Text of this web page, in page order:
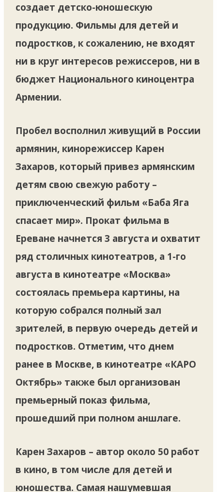
создает детско-юношескую
продукцию. Фильмы для детей и
подростков, к сожалению, не входят
ни в круг интересов режиссеров, ни в
бюджет Национального киноцентра
Армении.
Пробел восполнил живущий в России
армянин, кинорежиссер Карен
Захаров, который привез армянским
детям свою свежую работу –
приключенческий фильм «Баба Яга
спасает мир». Прокат фильма в
Ереване начнется 3 августа и охватит
ряд столичных кинотеатров, а 1-го
августа в кинотеатре «Москва»
состоялась премьера картины, на
которую собрался полный зал
зрителей, в первую очередь детей и
подростков. Отметим, что днем
ранее в Москве, в кинотеатре «КАРО
Октябрь» также был организован
премьерный показ фильма,
прошедший при полном аншлаге.
Карен Захаров – автор около 50 работ
в кино, в том числе для детей и
юношества. Самая нашумевшая